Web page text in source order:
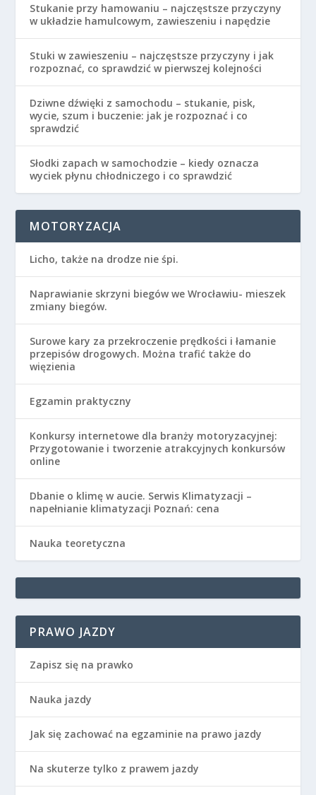
Stukanie przy hamowaniu – najczęstsze przyczyny
w układzie hamulcowym, zawieszeniu i napędzie
Stuki w zawieszeniu – najczęstsze przyczyny i jak
rozpoznać, co sprawdzić w pierwszej kolejności
Dziwne dźwięki z samochodu – stukanie, pisk,
wycie, szum i buczenie: jak je rozpoznać i co
sprawdzić
Słodki zapach w samochodzie – kiedy oznacza
wyciek płynu chłodniczego i co sprawdzić
MOTORYZACJA
Licho, także na drodze nie śpi.
Naprawianie skrzyni biegów we Wrocławiu- mieszek
zmiany biegów.
Surowe kary za przekroczenie prędkości i łamanie
przepisów drogowych. Można trafić także do
więzienia
Egzamin praktyczny
Konkursy internetowe dla branży motoryzacyjnej:
Przygotowanie i tworzenie atrakcyjnych konkursów
online
Dbanie o klimę w aucie. Serwis Klimatyzacji –
napełnianie klimatyzacji Poznań: cena
Nauka teoretyczna
PRAWO JAZDY
Zapisz się na prawko
Nauka jazdy
Jak się zachować na egzaminie na prawo jazdy
Na skuterze tylko z prawem jazdy